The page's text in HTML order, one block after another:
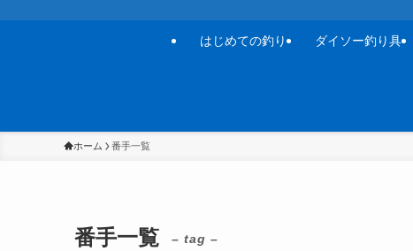
はじめての釣り ダイソー釣り具
ホーム 番手一覧
番手一覧 – tag –